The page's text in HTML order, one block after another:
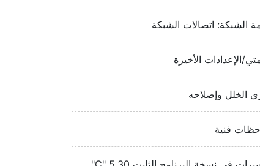
الشبكة: اتصالات الشبكة
الإعدادات الأخيرة
الخلل وإصلاحه
فنية